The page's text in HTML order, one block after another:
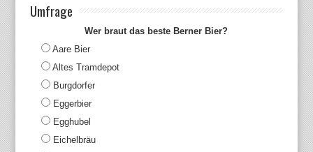
Umfrage
Wer braut das beste Berner Bier?
Aare Bier
Altes Tramdepot
Burgdorfer
Eggerbier
Egghubel
Eichelbräu